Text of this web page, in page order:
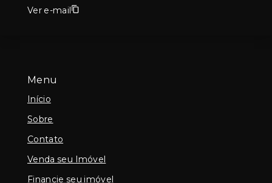
Menu
Início
Sobre
Contato
Venda seu Imóvel
Financie seu imóvel
Ver e-mail